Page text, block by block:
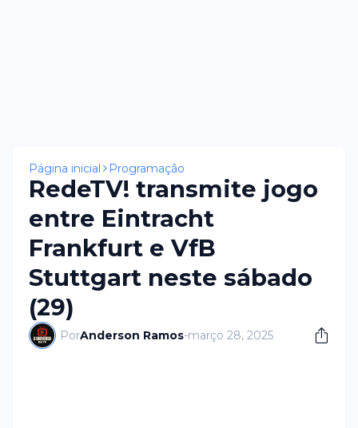
Página inicial Programação
RedeTV! transmite jogo
entre Eintracht
Frankfurt e VfB
Stuttgart neste sábado
(29)
PorAnderson Ramos-março 28, 2025